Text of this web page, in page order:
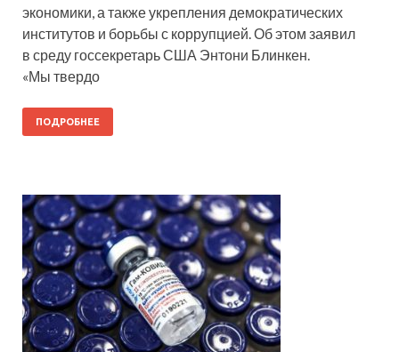
экономики, а также укрепления демократических
институтов и борьбы с коррупцией. Об этом заявил
в среду госсекретарь США Энтони Блинкен.
«Мы твердо
ПОДРОБНЕЕ